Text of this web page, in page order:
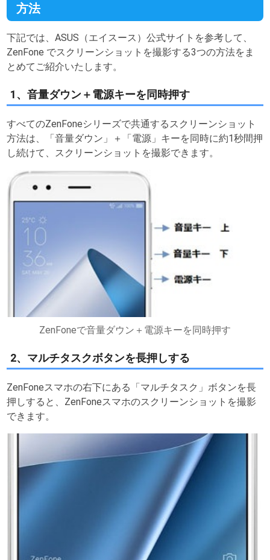
方法
下記では、ASUS（エイスース）公式サイトを参考して、
ZenFone でスクリーンショットを撮影する3つの方法をま
とめてご紹介いたします。
1、音量ダウン＋電源キーを同時押す
すべてのZenFoneシリーズで共通するスクリーンショット
方法は、「音量ダウン」＋「電源」キーを同時に約1秒間押
し続けて、スクリーンショットを撮影できます。
ZenFoneで音量ダウン＋電源キーを同時押す
2、マルチタスクボタンを長押しする
ZenFoneスマホの右下にある「マルチタスク」ボタンを長
押しすると、ZenFoneスマホのスクリーンショットを撮影
できます。